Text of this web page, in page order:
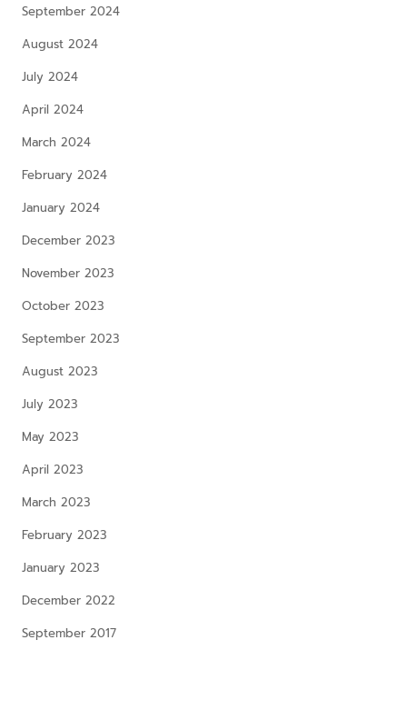
September 2024
August 2024
July 2024
April 2024
March 2024
February 2024
January 2024
December 2023
November 2023
October 2023
September 2023
August 2023
July 2023
May 2023
April 2023
March 2023
February 2023
January 2023
December 2022
September 2017